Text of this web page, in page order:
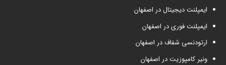
ایمپلنت دیجیتال در اصفهان
ایمپلنت فوری در اصفهان
ارتودنسی شفاف در اصفهان
ونیر کامپوزیت در اصفهان